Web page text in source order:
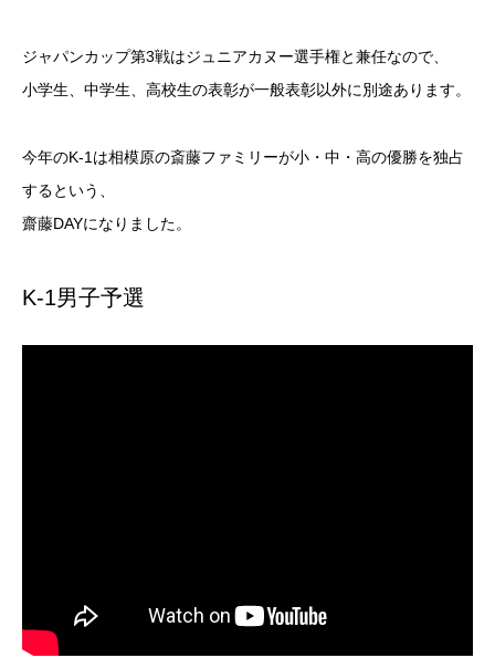
ジャパンカップ第3戦はジュニアカヌー選手権と兼任なので、
小学生、中学生、高校生の表彰が一般表彰以外に別途あります。
今年のK-1は相模原の斎藤ファミリーが小・中・高の優勝を独占
するという、
齋藤DAYになりました。
K-1男子予選